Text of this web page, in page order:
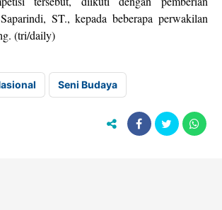
ST., kepada beberapa perwakilan
(tri/daily)
Seni Budaya